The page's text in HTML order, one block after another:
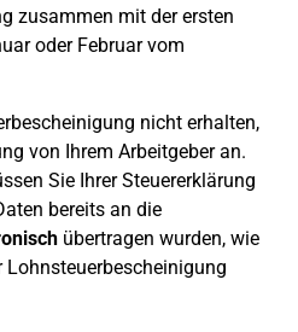
zusammen mit der ersten
oder Februar vom
nicht erhalten,
von Ihrem Arbeitgeber an.
Sie Ihrer Steuererklärung
bereits an die
übertragen wurden, wie
Lohnsteuerbescheinigung